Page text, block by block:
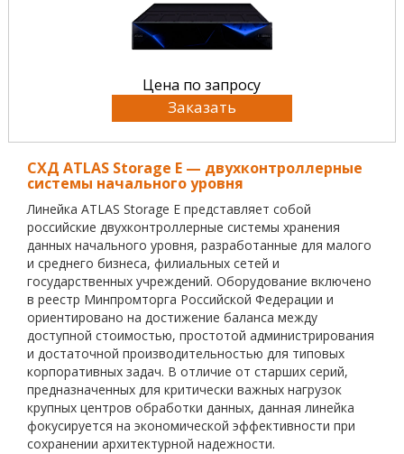
Цена по запросу
Заказать
СХД ATLAS Storage E — двухконтроллерные
системы начального уровня
Линейка ATLAS Storage E представляет собой
российские двухконтроллерные системы хранения
данных начального уровня, разработанные для малого
и среднего бизнеса, филиальных сетей и
государственных учреждений. Оборудование включено
в реестр Минпромторга Российской Федерации и
ориентировано на достижение баланса между
доступной стоимостью, простотой администрирования
и достаточной производительностью для типовых
корпоративных задач. В отличие от старших серий,
предназначенных для критически важных нагрузок
крупных центров обработки данных, данная линейка
фокусируется на экономической эффективности при
сохранении архитектурной надежности.